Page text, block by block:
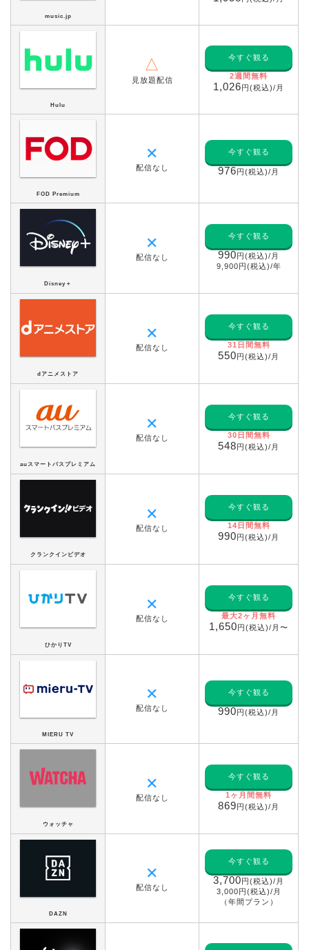
music.jp
Hulu
△
見放題配信
今すぐ観る
2週間無料
1,026円(税込)/月
FOD Premium
✕
配信なし
今すぐ観る
976円(税込)/月
Disney＋
✕
配信なし
今すぐ観る
990円(税込)/月
9,900円(税込)/年
dアニメストア
✕
配信なし
今すぐ観る
31日間無料
550円(税込)/月
auスマートパスプレミアム
✕
配信なし
今すぐ観る
30日間無料
548円(税込)/月
クランクインビデオ
✕
配信なし
今すぐ観る
14日間無料
990円(税込)/月
ひかりTV
✕
配信なし
今すぐ観る
最大2ヶ月無料
1,650円(税込)/月〜
MIERU TV
✕
配信なし
今すぐ観る
990円(税込)/月
ウォッチャ
✕
配信なし
今すぐ観る
1ヶ月間無料
869円(税込)/月
DAZN
✕
配信なし
今すぐ観る
3,700円(税込)/月
3,000円(税込)/月
（年間プラン）